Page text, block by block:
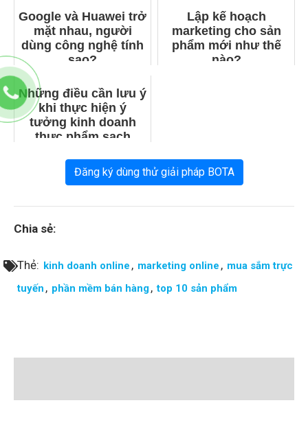
Google và Huawei trở
mặt nhau, người
dùng công nghệ tính
sao?
Lập kế hoạch
marketing cho sản
phẩm mới như thế
nào?
Những điều cần lưu ý
khi thực hiện ý
tưởng kinh doanh
thực phẩm sạch
Đăng ký dùng thử giải pháp BOTA
Chia sẻ:
Thẻ: kinh doanh online , marketing online , mua sắm trực
tuyến , phần mềm bán hàng, top 10 sản phẩm